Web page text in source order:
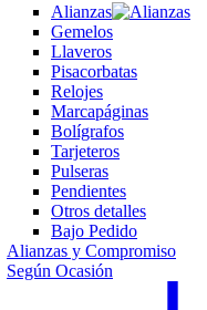
Alianzas
Gemelos
Llaveros
Pisacorbatas
Relojes
Marcapáginas
Bolígrafos
Tarjeteros
Pulseras
Pendientes
Otros detalles
Bajo Pedido
Alianzas y Compromiso
Según Ocasión